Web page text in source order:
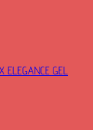
ELEGANCE GEL